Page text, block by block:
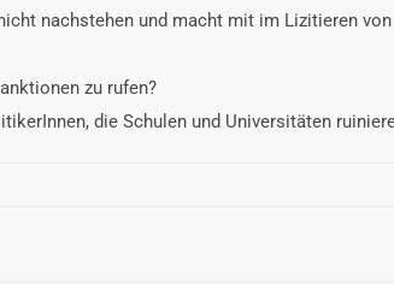
nachstehen und macht mit im Lizitieren
zu rufen?
die Schulen und Universitäten